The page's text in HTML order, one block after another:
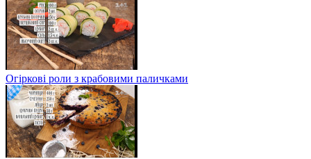
Огіркові роли з крабовими паличками